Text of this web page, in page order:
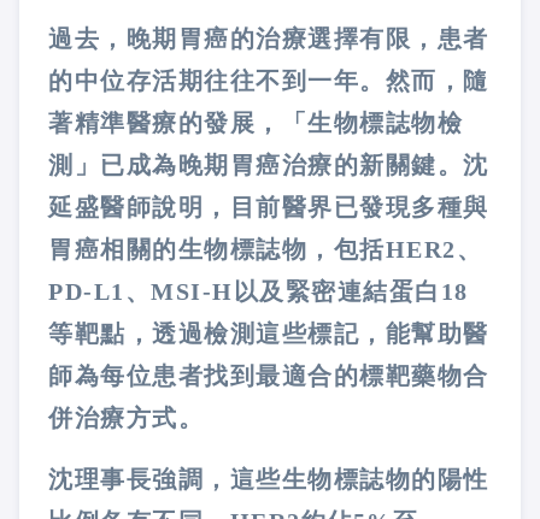
過去，晚期胃癌的治療選擇有限，患者
的中位存活期往往不到一年。然而，隨
著精準醫療的發展，「生物標誌物檢
測」已成為晚期胃癌治療的新關鍵。沈
延盛醫師說明，目前醫界已發現多種與
胃癌相關的生物標誌物，包括HER2、
PD-L1、MSI-H以及緊密連結蛋白18
等靶點，透過檢測這些標記，能幫助醫
師為每位患者找到最適合的標靶藥物合
併治療方式。
沈理事長強調，這些生物標誌物的陽性